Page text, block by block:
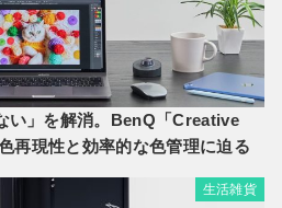
い」を解消。BenQ「Creative
再現性と効率的な色管理に迫る
生活雑貨